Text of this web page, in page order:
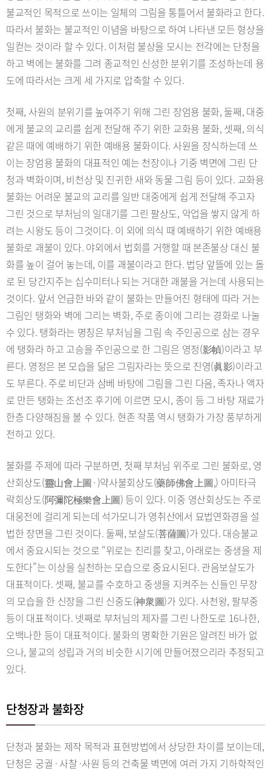
불교적인 목적으로 쓰이는 일체의 그림을 통틀어서 불화라고 한다.
따라서 불화는 불교적인 이념을 바탕으로 하여 나타낸 모든 형상을
일컫는 것이라 할 수 있다. 이처럼 불상을 모시는 전각에는 단청을
하고 벽에는 불화를 그려 종교적인 신성한 분위기를 조성하는데 용
도에 따라서는 크게 세 가지로 압축할 수 있다.
첫째, 사원의 분위기를 높여주기 위해 그린 장엄용 불화, 둘째, 대중
에게 불교의 교리를 쉽게 전달해 주기 위한 교화용 불화, 셋째, 의식
같은 때에 예배하기 위한 예배용 불화이다. 사원을 장식하는데 쓰
이는 장엄용 불화의 대표적인 예는 천장이나 기중 벽면에 그린 단
청과 벽화이며, 비천상 및 진귀한 새와 동물 그림 등이 있다. 교화용
불화는 어려운 불교의 교리를 일반 대중에게 쉽게 전달해 주고자
그린 것으로 부처님의 일대기를 그린 팔상도, 악업을 쌓지 않게 하
려는 시왕도 등이 그것이다. 이 외에 의식 때 예배하기 위한 예배용
불화로 괘불이 있다. 야외에서 법회를 거행할 때 본존불상 대신 불
화를 높이 걸어 놓는데, 이를 괘불이라고 한다. 법당 앞뜰에 있는 돌
로 된 당간지주는 십수미터나 되는 거대한 괘불을 거는데 사용되는
것이다. 앞서 언급한 바와 같이 불화는 만들어진 형태에 따라 거는
그림인 탱화와 벽에 그리는 벽화, 주로 종이에 그리는 경화로 나눌
수 있다. 탱화라는 명칭은 부처님을 그림 속 주인공으로 삼는 경우
에 탱화라 하고 고승을 주인공으로 한 그림은 영정(影幀)이라고 부
른다. 영정은 본 모습을 닮은 그림자라는 뜻으로 진영(眞影)이라고
도 부른다. 주로 비단과 삼베 바탕에 그림을 그린 다음, 족자나 액자
로 만든 탱화는 조선조 후기에 이르면 모시, 종이 등 그 바탕 재료가
한층 다양해짐을 볼 수 있다. 현존 작품 역시 탱화가 가장 풍부하게
전하고 있다.
불화를 주제에 따라 구분하면, 첫째 부처님 위주로 그린 불화로, 영
산회상도(靈山會上圖·)약사불회상도(藥師佛會上圖,) 아미타극
락회상도(阿彌陀極樂會上圖) 등이 있다. 이중 영산회상도는 주로
대웅전에 걸리게 되는데 석가모니가 영취산에서 묘법연화경을 설
법한 장면을 그린 것이다. 둘째, 보살도(菩薩圖)가 있다. 대승불교
에서 중요시되는 것으로 “위로는 진리를 찾고, 아래로는 중생을 제
도한다”는 이상을 실천하는 모습으로 중요시된다. 관음보살도가
대표적이다. 셋째, 불교를 수호하고 중생을 지켜주는 신들인 무장
의 모습을 한 신장을 그린 신중도(神衆圖)가 있다. 사천왕, 팔부중
등이 대표적이다. 넷째로 부처님의 제자를 그린 나한도로 16나한,
오백나한 등이 대표적이다. 불화의 명확한 기원은 알려진 바가 없
으나, 불교의 성립과 거의 비슷한 시기에 만들어졌으리라 추정되고
있다.
단청장과 불화장
단청과 불화는 제작 목적과 표현방법에서 상당한 차이를 보이는데,
단청은 궁궐 · 사찰 ·사원 등의 건축물 벽면에 여러 가지 기하학적인